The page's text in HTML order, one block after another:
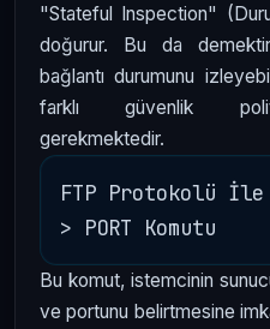
"Stateful Inspection"
doğurur. Bu da demektir
bağlantı durumunu
farklı güvenlik
gerekmektedir.
FTP Protokolü
Bu komut, istemcinin
ve portunu belirtmesine